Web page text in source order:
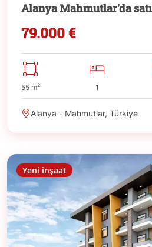
Alanya Mahmutlar'da
79.000 €
55 m2 1
Alanya - Mahmutlar, Türkiye
Yeni inşaat